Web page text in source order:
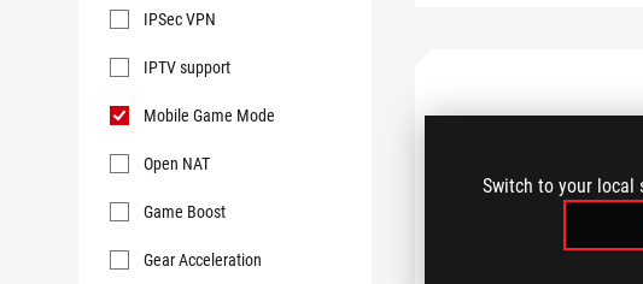
Switch to your local
IPSec VPN
IPTV support
Mobile Game Mode
Open NAT
Game Boost
Gear Acceleration